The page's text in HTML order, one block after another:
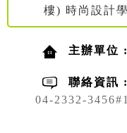
樓) 時尚設計
主辦單位 :
聯絡資訊 :
04-2332-